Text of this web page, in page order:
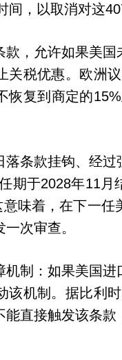
间，以取消对这
款，允许如果美
关税优惠。欧洲
恢复到商定的
落条款挂钩、经
期于2028年11
味着，在下一任
次审查。
制：如果美国
该机制。据比利
能直接触发该条